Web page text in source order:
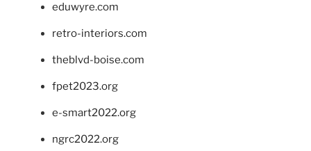
eduwyre.com
retro-interiors.com
theblvd-boise.com
fpet2023.org
e-smart2022.org
ngrc2022.org